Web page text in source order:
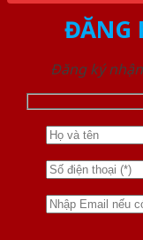
ĐĂNG
Đăng ký